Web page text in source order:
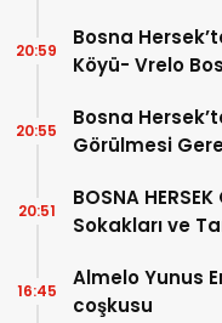
Bosna
Köyü- Vrelo
20:59
Bosna
Görülmesi
20:55
BOSNA HERSEK GEZİ
Sokakları ve
20:51
Almelo Yunus
coşkusu
16:45